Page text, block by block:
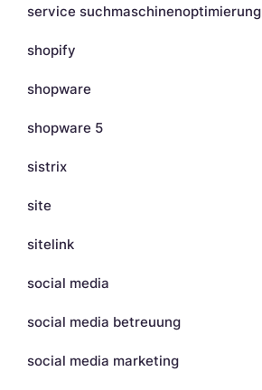
service suchmaschinenoptimierung
shopify
shopware
shopware 5
sistrix
site
sitelink
social media
social media betreuung
social media marketing